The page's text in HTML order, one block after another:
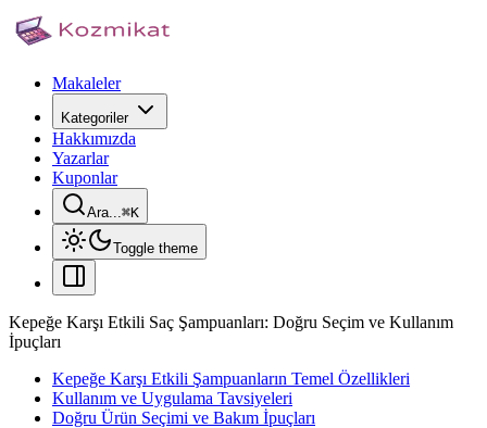
Makaleler
Kategoriler
Hakkımızda
Yazarlar
Kuponlar
Ara...⌘K
Toggle theme
Kepeğe Karşı Etkili Saç Şampuanları: Doğru Seçim ve Kullanım
İpuçları
Kepeğe Karşı Etkili Şampuanların Temel Özellikleri
Kullanım ve Uygulama Tavsiyeleri
Doğru Ürün Seçimi ve Bakım İpuçları